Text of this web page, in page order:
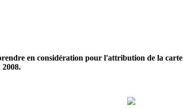
en considération pour l'attribution de la